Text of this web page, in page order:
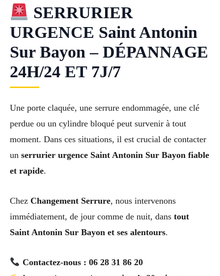
SERRURIER
URGENCE Saint Antonin
Sur Bayon – DÉPANNAGE
24H/24 ET 7J/7
Une porte claquée, une serrure endommagée, une clé
perdue ou un cylindre bloqué peut survenir à tout
moment. Dans ces situations, il est crucial de contacter
un serrurier urgence Saint Antonin Sur Bayon fiable
et rapide.
Chez Changement Serrure, nous intervenons
immédiatement, de jour comme de nuit, dans tout
Saint Antonin Sur Bayon et ses alentours.
Contactez-nous : 06 28 31 86 20